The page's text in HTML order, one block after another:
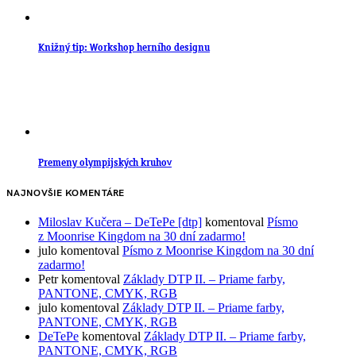
Knižný tip: Workshop herního designu
Premeny olympijských kruhov
NAJNOVŠIE KOMENTÁRE
Miloslav Kučera – DeTePe [dtp] komentoval Písmo
z Moonrise Kingdom na 30 dní zadarmo!
julo komentoval Písmo z Moonrise Kingdom na 30 dní
zadarmo!
Petrkomentoval Základy DTP II. – Priame farby,
PANTONE, CMYK, RGB
julo komentoval Základy DTP II. – Priame farby,
PANTONE, CMYK, RGB
DeTePe komentoval Základy DTP II. – Priame farby,
PANTONE, CMYK, RGB